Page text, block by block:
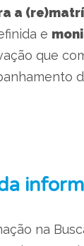
a
e
que
na